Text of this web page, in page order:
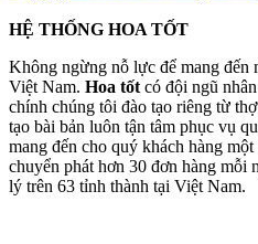
HỆ THỐNG HOA TỐT
Không ngừng nỗ lực để mang đến
Việt Nam. Hoa tốt có đội ngũ
chính chúng tôi đào tạo riêng từ
tạo bài bản luôn tận tâm phục vụ
mang đến cho quý khách hàng
chuyển phát hơn 30 đơn hàng
lý trên 63 tỉnh thành tại Việt Nam.